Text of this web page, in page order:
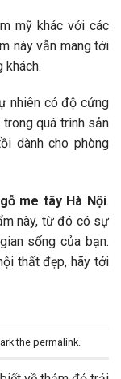
mỹ khác với các
này vẫn mang tới
khách.
nhiên có độ cứng
quá trình sản
dành cho phòng
me tây Hà Nội.
này, từ đó có sự
sống của bạn.
thất đẹp, hãy tới
the permalink.